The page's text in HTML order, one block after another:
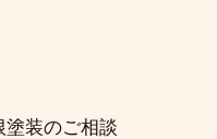
装のご相談